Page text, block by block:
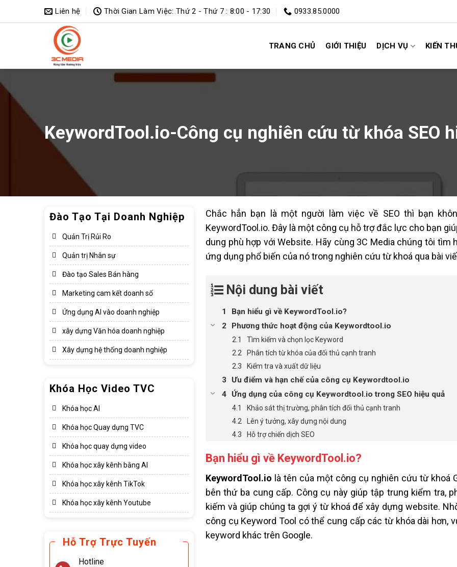
qua
Liên hệ Thời Gian Làm Việc: Thứ 2 - Thứ 7 : 8:00 - 17:30 0933.85.0000
TRANG CHỦ GIỚI THIỆU DỊCH VỤ KIẾN
KeywordTool.io-Công cụ nghiên cứu từ khóa SEO
Đào Tạo Tại Doanh Nghiệp
Quản Trị Rủi Ro
Quản trị Nhân sự
Đào tạo Sales Bán hàng
Marketing cam kết doanh số
Ứng dụng AI vào doanh nghiệp
xây dựng Văn hóa doanh nghiệp​
Xây dựng hệ thống doanh nghiệp​
Khóa Học Video TVC
Khóa học AI
Khóa học Quay dựng TVC
Khóa học quay dựng video
Khóa học xây kênh bằng AI
Khóa học xây kênh TikTok
Khóa học xây kênh Youtube
Hỗ Trợ Trực Tuyến
Hotline
Chắc hẳn bạn là một người làm việc về SEO thì bạn
KeywordTool.io. Đây là một công cụ hỗ trợ đắc lực cho bạn
dung phù hợp với Website. Hãy cùng 3C Media chúng tôi
ứng dụng phổ biến của nó trong nghiên cứu từ khoá qua bài
Nội dung bài viết
Bạn hiểu gì về KeywordTool.io?
Phương thức hoạt động của Keywordtool.io
Tìm kiếm và chọn lọc Keyword
Phân tích từ khóa của đối thủ cạnh tranh
Kiểm tra và xuất dữ liệu
Ưu điểm và hạn chế của công cụ Keywordtool.io
Ứng dụng của công cụ Keywordtool.io trong SEO hiệu quả
Khảo sát thị trường, phân tích đối thủ cạnh tranh
Lên ý tưởng, xây dựng nội dung
Hỗ trợ chiến dịch SEO
Bạn hiểu gì về KeywordTool.io?
KeywordTool.io là tên của một công cụ nghiên cứu từ khoá
bên thứ ba cung cấp. Công cụ này giúp tập trung kiểm tra,
kiếm và giúp chúng ta gợi ý từ khoá để xây dựng website.
công cụ Keyword Tool có thể cung cấp các từ khóa dài hơn,
keyword khác trên Google.